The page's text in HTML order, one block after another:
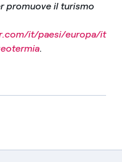
promuove il turismo
it/paesi/europa/it
.